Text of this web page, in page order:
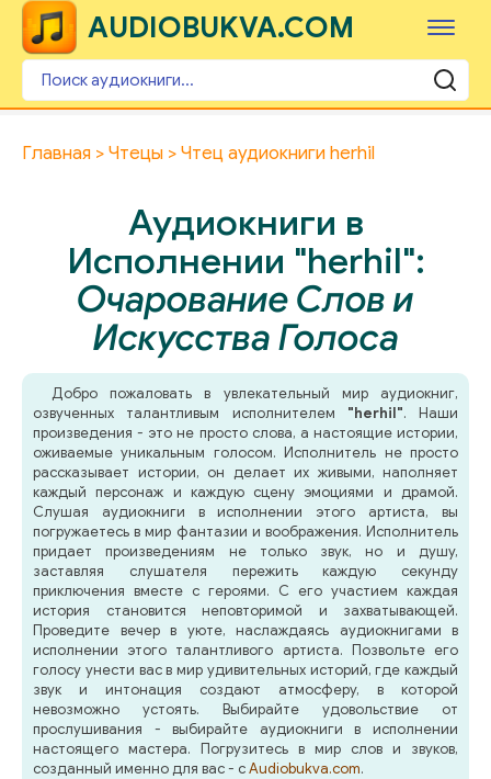
AUDIOBUKVA.COM
Главная Чтецы Чтец аудиокниги herhil
Аудиокниги в
Исполнении "herhil":
Очарование Слов и
Искусства Голоса
Добро пожаловать в увлекательный мир аудиокниг,
озвученных талантливым исполнителем "herhil". Наши
произведения - это не просто слова, а настоящие истории,
оживаемые уникальным голосом. Исполнитель не просто
рассказывает истории, он делает их живыми, наполняет
каждый персонаж и каждую сцену эмоциями и драмой.
Слушая аудиокниги в исполнении этого артиста, вы
погружаетесь в мир фантазии и воображения. Исполнитель
придает произведениям не только звук, но и душу,
заставляя слушателя пережить каждую секунду
приключения вместе с героями. С его участием каждая
история становится неповторимой и захватывающей.
Проведите вечер в уюте, наслаждаясь аудиокнигами в
исполнении этого талантливого артиста. Позвольте его
голосу унести вас в мир удивительных историй, где каждый
звук и интонация создают атмосферу, в которой
невозможно устоять. Выбирайте удовольствие от
прослушивания - выбирайте аудиокниги в исполнении
настоящего мастера. Погрузитесь в мир слов и звуков,
созданный именно для вас - сAudiobukva.com.